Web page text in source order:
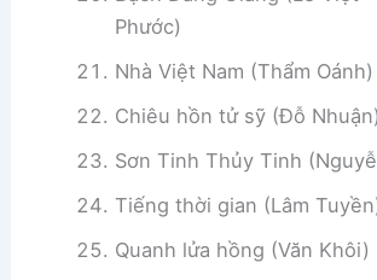
Phước)
Nhà Việt Nam (Thẩm Oánh)
Chiêu hồn tử sỹ (Đỗ Nhuận)
Sơn Tinh Thủy Tinh
Tiếng thời gian (Lâm
Quanh lửa hồng (Văn Khôi)